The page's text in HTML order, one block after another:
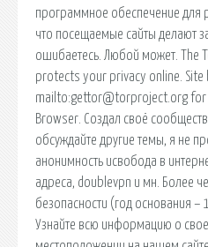
программное обеспечение для
что посещаемые сайты делают
ошибаетесь. Любой может. The
protects your privacy online. Site
mailto:gettor@torproject.org for
Browser. Создал своё
обсуждайте другие темы, я не
анонимность исвобода в
адреса, doublevpn и мн. Более
безопасности (год основания
Узнайте всю информацию о